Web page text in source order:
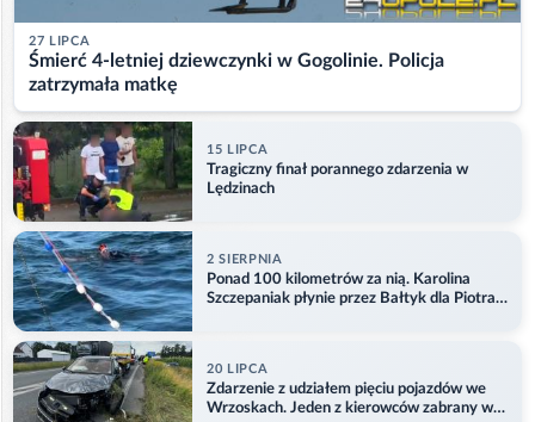
27 LIPCA
Śmierć 4-letniej dziewczynki w Gogolinie. Policja
zatrzymała matkę
15 LIPCA
Tragiczny finał porannego zdarzenia w
Lędzinach
2 SIERPNIA
Ponad 100 kilometrów za nią. Karolina
Szczepaniak płynie przez Bałtyk dla Piotra.
20 LIPCA
Zdarzenie z udziałem pięciu pojazdów we
Wrzoskach. Jeden z kierowców zabrany w